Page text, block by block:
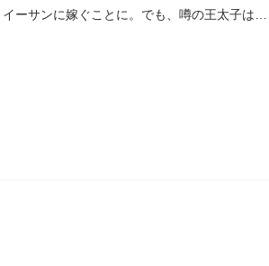
サンに嫁ぐことに。でも、噂の王太子は優